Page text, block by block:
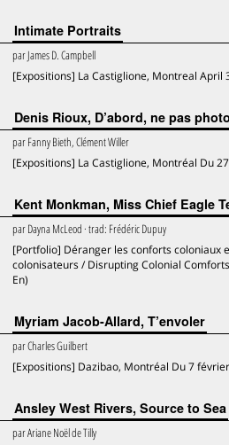
Intimate Portraits
parJames D. Campbell
[Expositions] La Castiglione, Montreal April
Denis Rioux, D’abord, ne pas
parFanny Bieth, Clément Willer
[Expositions] La Castiglione, Montréal Du
Kent Monkman, Miss Chief Eagle
parDayna McLeod · trad: Frédéric Dupuy
[Portfolio] Déranger les conforts coloniaux
colonisateurs / Disrupting Colonial
En)
Myriam Jacob-Allard, T’envoler
parCharles Guilbert
[Expositions] Dazibao, Montréal Du 7
Ansley West Rivers, Source to Sea
parAriane Noël de Tilly